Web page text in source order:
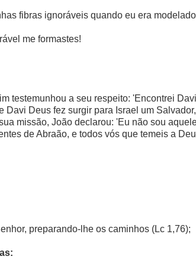
fibras ignoráveis quando eu era
me formastes!
testemunhou a seu respeito: 'Encontrei
Deus fez surgir para Israel um
missão, João declarou: 'Eu não sou
de Abraão, e todos vós que temeis a
preparando-lhe os caminhos (Lc 1,76);